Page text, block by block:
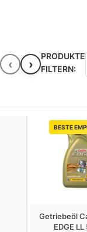
‹ ›
PRODUKTE
FILTERN:
BESTE
Getriebeöl
EDGE